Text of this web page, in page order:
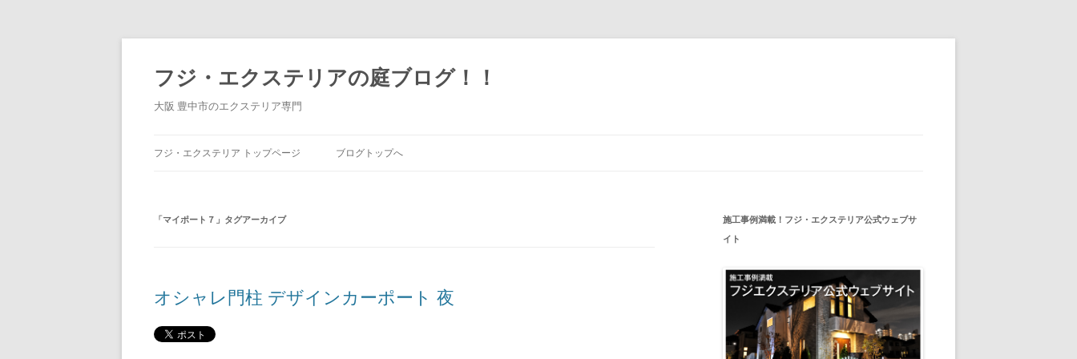
コ
ン
ツ
へ
ス
フジ・エクステリアの庭ブログ！！
大阪 豊中市のエクステリア専門
フジ・エクステリア トップページ ブログトップへ
「マイポート７ 」タグアーカイブ
オシャレ門柱 デザインカーポート 夜
施工事例満載！フジ・エクステリア公式ウェブサ
イト